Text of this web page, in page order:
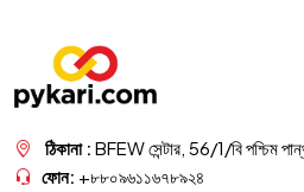
ঠিকানা : BFEW সেন্টার, 56/1/বি পশ্চিম
ফোন: +৮৮০৯৬১১৬৭৮৯২৪